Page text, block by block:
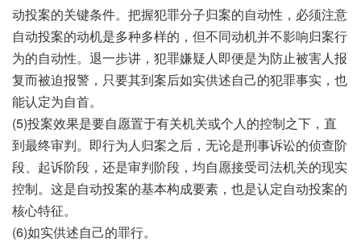
动投案的关键条件。把握犯罪分子归案的自动性，必须注意
自动投案的动机是多种多样的，但不同动机并不影响归案行
为的自动性。退一步讲，犯罪嫌疑人即便是为防止被害人报
复而被迫报警，只要其到案后如实供述自己的犯罪事实，也
能认定为自首。
(5)投案效果是要自愿置于有关机关或个人的控制之下，直
到最终审判。即行为人归案之后，无论是刑事诉讼的侦查阶
段、起诉阶段，还是审判阶段，均自愿接受司法机关的现实
控制。这是自动投案的基本构成要素，也是认定自动投案的
核心特征。
(6)如实供述自己的罪行。